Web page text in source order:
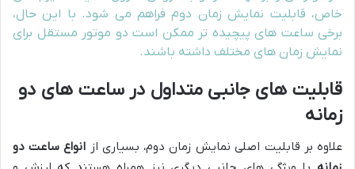
خاص، قابلیت نمایش زمان دوم فراهم می شود. با این حال،
برخی ساعت های پیچیده تر ممکن است دو موتور مستقل برای
نمایش زمان های مختلف داشته باشند.
قابلیت های جانبی متداول در ساعت های دو
زمانه
علاوه بر قابلیت اصلی نمایش زمان دوم، بسیاری از انواع ساعت دو